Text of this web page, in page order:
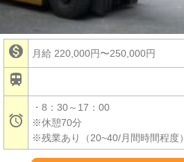
 月給 220,000円〜250,000円


・8：30～17：00
※休憩70分
※残業あり（20~40/月間時間程度）